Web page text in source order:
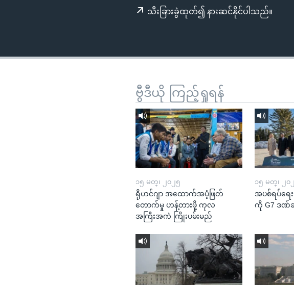
ကျော်
သီးခြားခွဲထုတ်၍ နားဆင်နိုင်ပါသည်။
ဗွီဒီယို ကြည့်ရှုရန်
၁၅ မတ္၊ ၂၀၂၅
ရိုဟင်ဂျာ အထောက်အပံ့ဖြတ်
တောက်မှု ဟန့်တားဖို့ ကုလ
အကြီးအကဲ ကြိုးပမ်းမည်
၁၅ မတ္၊ ၂၀
အပစ်ရပ်ရေ
ကို G7 ဒဏ်